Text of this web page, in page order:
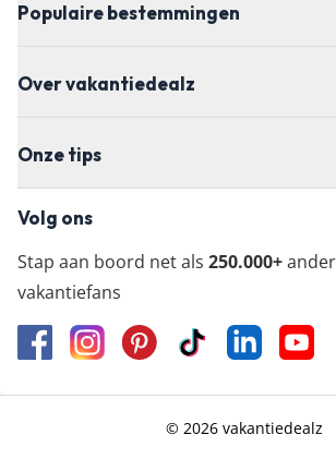
Populaire bestemmingen
Over vakantiedealz
Onze tips
Volg ons
Stap aan boord net als 250.000+
vakantiefans
© 2026 vakantiedealz